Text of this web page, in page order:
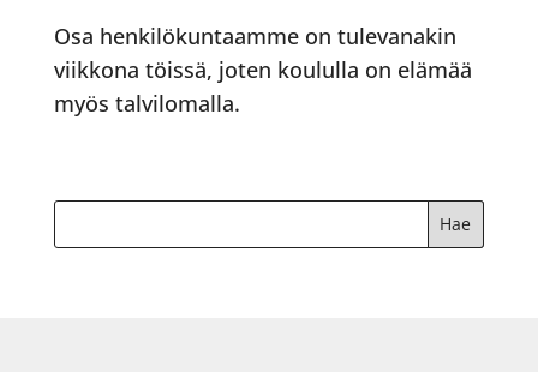
Osa henkilökuntaamme on tulevanakin
viikkona töissä, joten koululla on elämää
myös talvilomalla.